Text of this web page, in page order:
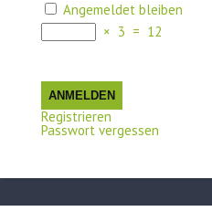
Angemeldet bleiben
× 3 = 12
ANMELDEN
Registrieren
Passwort vergessen